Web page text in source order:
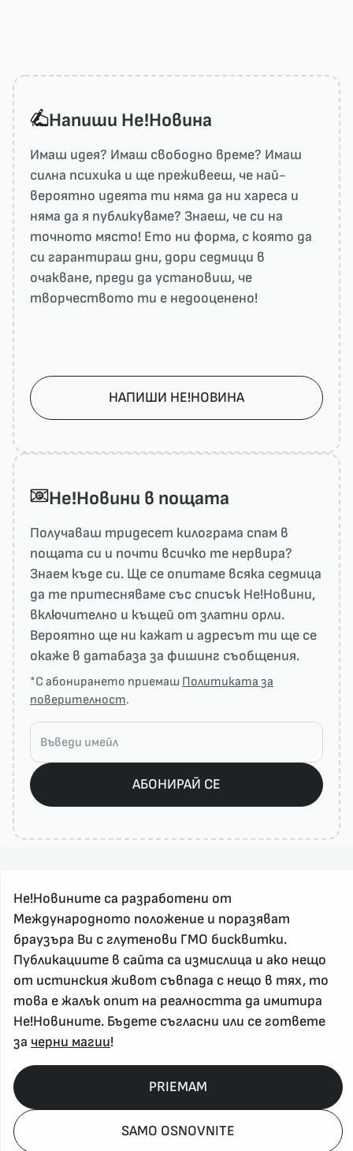
Напиши He!Новина
Имаш идея? Имаш свободно време? Имаш
силна психика и ще преживееш, че най-
вероятно идеята ти няма да ни харесa и
няма да я публикуваме? Знаеш, че си на
точното място! Ето ни форма, с която да
си гарантираш дни, дори седмици в
очакване, преди да установиш, че
творчеството ти е недооценено!
НАПИШИ НЕ!НОВИНА
He!Новини в пощата
Получаваш тридесет килограма спам в
пощата си и почти всичко те нервира?
Знаем къде си. Ще се опитаме всяка седмица
да те притесняваме със списък He!Новини,
включително и къщей от златни орли.
Вероятно ще ни кажат и адресът ти ще се
окаже в датабаза за фишинг съобщения.
*С абонирането приемаш Политиката за
поверителност.
АБОНИРАЙ СЕ
За реклама и връзка с нас, пишете на
nenovinite@gmail.com
Контакт
За нас
Напиши Не!Новина
Абонирай се
Policy, Rights, etc 2026
Не!Новините са разработени от
Международното положение и поразяват
браузъра Ви с глутенови ГМО бисквитки.
Публикациите в сайта са измислица и ако нещо
от истинския живот съвпада с нещо в тях, то
това е жалък опит на реалността да имитира
Не!Новините. Бъдете съгласни или се гответе
за черни магии!
SAMO OSNOVNITE
PRIEMAM